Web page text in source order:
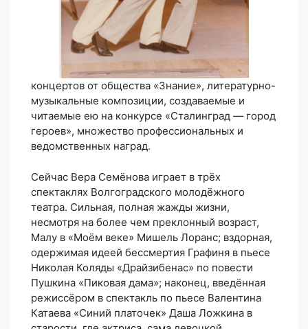
концертов от общества «Знание», литературно-
музыкальные композиции, создаваемые и
читаемые ею на конкурсе «Сталинград — город
героев», множество профессиональных и
ведомственных наград.
Сейчас Вера Семёнова играет в трёх
спектаклях Волгоградского молодёжного
театра. Сильная, полная жажды жизни,
несмотря на более чем преклонный возраст,
Малу в «Моём веке» Мишель Лоранс; вздорная,
одержимая идеей бессмертия Графиня в пьесе
Николая Коляды «Драйзибенас» по повести
Пушкина «Пиковая дама»; наконец, введённая
режиссёром в спектакль по пьесе Валентина
Катаева «Синий платочек» Даша Ложкина в